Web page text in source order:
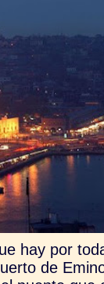
hay por
de